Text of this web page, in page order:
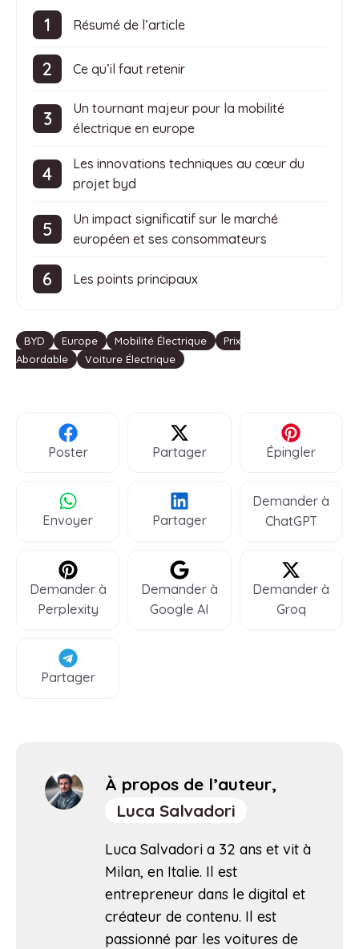
Résumé de l’article
Ce qu’il faut retenir
Un tournant majeur pour la mobilité
électrique en europe
Les innovations techniques au cœur du
projet byd
Un impact significatif sur le marché
européen et ses consommateurs
Les points principaux
Étiquettes
BYD Europe Mobilité Électrique
Prix
Abordable
Voiture Électrique
Poster Partager Épingler
Envoyer Partager
Demander à
ChatGPT
Demander à
Perplexity
Demander à
Google AI
Demander à
Groq
Partager
À propos de l’auteur,
Luca Salvadori
Luca Salvadori a 32 ans et vit à
Milan, en Italie. Il est
entrepreneur dans le digital et
créateur de contenu. Il est
passionné par les voitures de